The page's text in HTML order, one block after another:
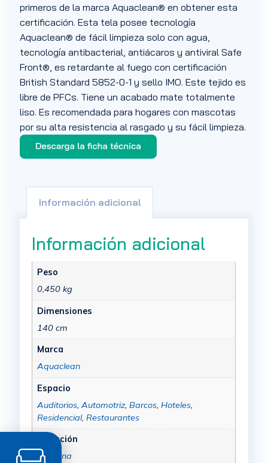
primeros de la marca Aquaclean® en obtener esta
certificación. Esta tela posee tecnología
Aquaclean® de fácil limpieza solo con agua,
tecnología antibacterial, antiácaros y antiviral Safe
Front®, es retardante al fuego con certificación
British Standard 5852-0-1 y sello IMO. Este tejido es
libre de PFCs. Tiene un acabado mate totalmente
liso. Es recomendada para hogares con mascotas
por su alta resistencia al rasgado y su fácil limpieza.
Información adicional
Información adicional
Peso
0,450 kg
Dimensiones
140 cm
Marca
Aquaclean
Espacio
Auditorios, Automotriz, Barcos, Hoteles,
Residencial, Restaurantes
Colección
Daytona